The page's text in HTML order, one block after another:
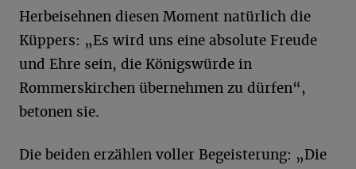
Herbeisehnen diesen Moment natürlich die
Küppers: „Es wird uns eine absolute Freude
und Ehre sein, die Königswürde in
Rommerskirchen übernehmen zu dürfen“,
betonen sie.
Die beiden erzählen voller Begeisterung: „Die